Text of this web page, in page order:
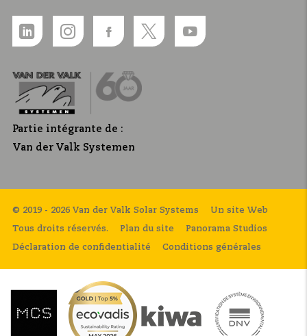
Partie intégrante de :
Van der Valk Systemen
© 2019 - 2026 Van der Valk Solar Systems
Tous droits réservés. Plan du site
Déclaration de confidentialité Conditions générales
Un site Web
Panorama Studios